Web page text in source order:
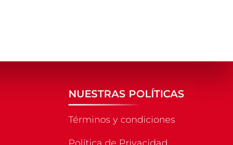
NUESTRAS POLÍTICAS
Términos y condiciones